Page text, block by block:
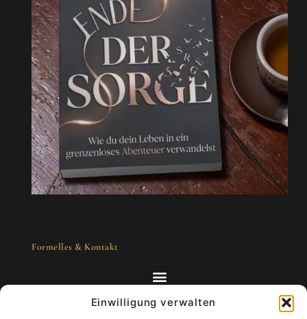
Einwilligung verwalten
Formelles & Kontakt